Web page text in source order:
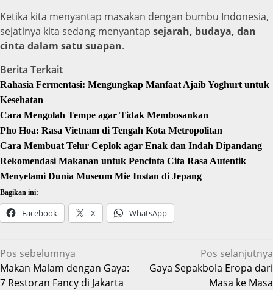
Ketika kita menyantap masakan dengan bumbu Indonesia,
sejatinya kita sedang menyantap sejarah, budaya, dan
cinta dalam satu suapan.
Berita Terkait
Rahasia Fermentasi: Mengungkap Manfaat Ajaib Yoghurt untuk
Kesehatan
Cara Mengolah Tempe agar Tidak Membosankan
Pho Hoa: Rasa Vietnam di Tengah Kota Metropolitan
Cara Membuat Telur Ceplok agar Enak dan Indah Dipandang
Rekomendasi Makanan untuk Pencinta Cita Rasa Autentik
Menyelami Dunia Museum Mie Instan di Jepang
Bagikan ini:
Facebook X WhatsApp
Navigasi
pos
Pos sebelumnya
Makan Malam dengan Gaya:
7 Restoran Fancy di Jakarta
Pos selanjutnya
Gaya Sepakbola Eropa dari
Masa ke Masa